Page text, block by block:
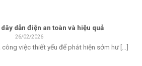
dẫn điện an toàn và hiệu quả
26/02/2026
việc thiết yếu để phát hiện sớm hư [...]